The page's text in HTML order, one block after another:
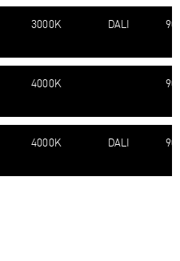
3000K DALI
4000K
4000K DALI